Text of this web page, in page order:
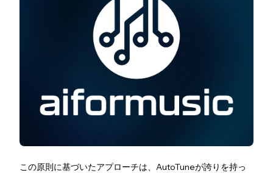
この原則に基づいたアプローチは、AutoTuneが誇りを持っ